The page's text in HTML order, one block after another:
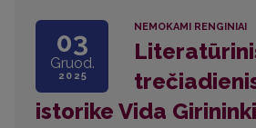
03
Gruod.
2025
NEMOKAMI RENGINIAI
istorike Vida